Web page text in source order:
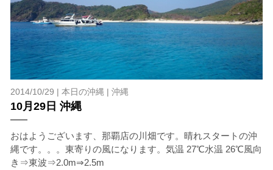
2014/10/29 | 本日の沖縄 | 沖縄
10月29日 沖縄
おはようございます、那覇店の川畑です。晴れスタートの沖
縄です。。。東寄りの風になります。気温 27℃水温 26℃風向
き⇒東波⇒2.0m⇒2.5m